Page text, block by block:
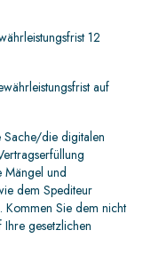
12
auf
die digitalen
Mängel und
dem Spediteur
Kommen Sie dem nicht
gesetzlichen